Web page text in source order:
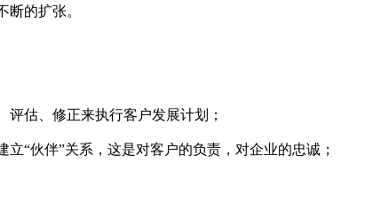
的扩张。
估、修正来执行客户发展计划；
“伙伴”关系，这是对客户的负责，对企业的忠诚；